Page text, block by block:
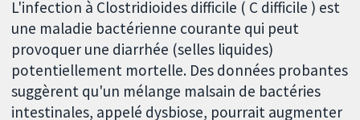
L'infection à Clostridioides difficile ( C difficile ) est
une maladie bactérienne courante qui peut
provoquer une diarrhée (selles liquides)
potentiellement mortelle. Des données probantes
suggèrent qu'un mélange malsain de bactéries
intestinales, appelé dysbiose, pourrait augmenter